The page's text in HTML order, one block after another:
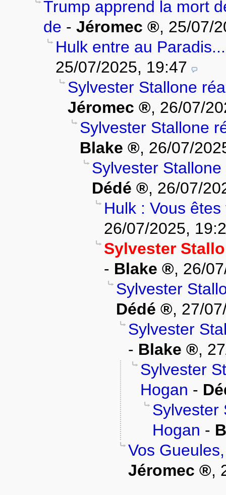
Trump apprend la mort
de - Jéromec , 25/07/
Hulk entre au
25/07/2025, 19:47
Sylvester Stallone
Jéromec
, 26/07/
Sylvester Stallone
Blake
, 26/07/
Sylvester
Dédé
, 26/07/
Hulk : Vous
26/07/2025,
Sylvester
- Blake , 26/
Sylvester
Dédé
, 27/
Sylvester
- Blake ,
Sylvester
Hogan -
Sylvester
Hogan -
Vos
Jéromec
,